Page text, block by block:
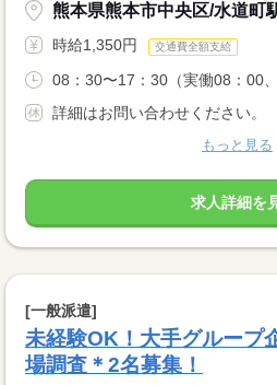
熊本県熊本市中央区/水道町
時給1,350円 交通費全額支給
08：30〜17：30（実働08：00
詳細はお問い合わせください。
もっと見る
求人詳細を
[一般派遣]
未経験OK！大手グループ
場調査＊2名募集！